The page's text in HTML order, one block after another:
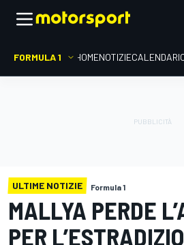
FORMULA 1 HOMENOTIZIE
ULTIME NOTIZIE Formula 1
MALLYA PERDE
PER